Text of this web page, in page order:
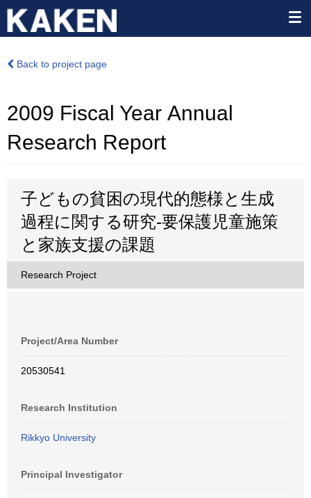
Back to project page
2009 Fiscal Year Annual
Research Report
子どもの貧困の現代的態様と生成
過程に関する研究-要保護児童施策
と家族支援の課題
Research Project
Project/Area Number
20530541
Research Institution
Rikkyo University
Principal Investigator